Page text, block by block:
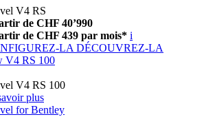
V4 RS
de CHF 40’990
de CHF 439 par mois* i
LA DÉCOUVREZ-LA
V4 RS 100
V4 RS 100
plus
for Bentley